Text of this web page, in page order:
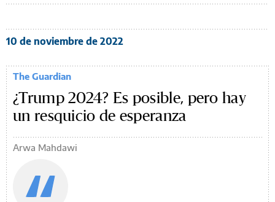
10 de noviembre de 2022
The Guardian
¿Trump 2024? Es posible, pero hay
un resquicio de esperanza
Arwa Mahdawi